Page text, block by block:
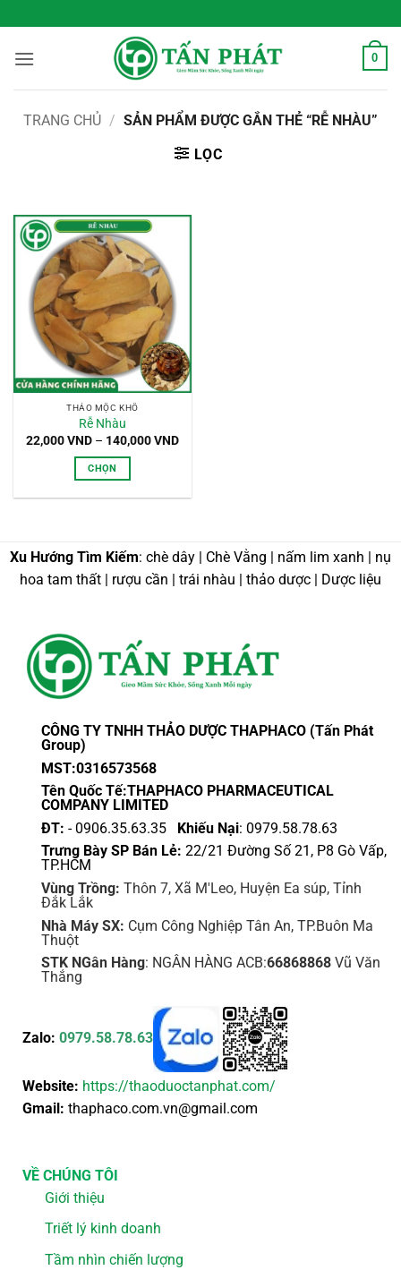
qua
nội
0
TRANG CHỦ / SẢN PHẨM ĐƯỢC GẮN THẺ “RỄ NHÀU”
LỌC
THẢO MỘC KHÔ
Rễ Nhàu
22,000VND – 140,000VNDKhoảng
140,000 VND
CHỌN
nhiều
biến
chọn
có
chọn
trang
sản
phẩm
Xu Hướng Tìm Kiếm: chè dây | Chè Vằng | nấm lim xanh | nụ
hoa tam thất | rượu cần | trái nhàu | thảo dược | Dược liệu
CÔNG TY TNHH THẢO DƯỢC THAPHACO (Tấn Phát
Group)
MST:0316573568
Tên Quốc Tế:THAPHACO PHARMACEUTICAL
COMPANY LIMITED
ĐT: - 0906.35.63.35 Khiếu Nại: 0979.58.78.63
Trưng Bày SP Bán Lẻ: 22/21 Đường Số 21, P8 Gò Vấp,
TP.HCM
Vùng Trồng: Thôn 7, Xã M'Leo, Huyện Ea súp, Tỉnh
Đắk Lắk
Nhà Máy SX: Cụm Công Nghiệp Tân An, TP.Buôn Ma
Thuột
STK NGân Hàng: NGÂN HÀNG ACB:66868868Vũ Văn
Thắng
Zalo: 0979.58.78.63
Website: https://thaoduoctanphat.com/
Gmail: thaphaco.com.vn@gmail.com
VỀ CHÚNG TÔI
Giới thiệu
Triết lý kinh doanh
Tầm nhìn chiến lượng